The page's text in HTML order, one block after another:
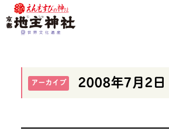
アーカイブ 2008年7月2日